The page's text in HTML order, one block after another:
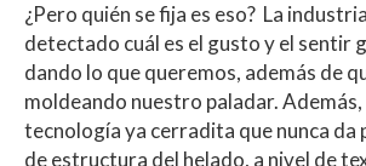
¿Pero quién se fija es eso? La
detectado cuál es el gusto y el sentir
dando lo que queremos, además de
moldeando nuestro paladar.
tecnología ya cerradita que nunca da
de estructura del helado, a nivel de